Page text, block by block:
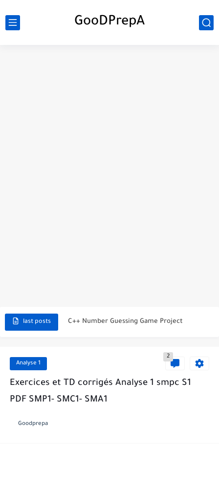
GooDPrepA
last posts C++ Number Guessing Game Project
C++ Simple Text Editor Project
La Communication Oral en PDF
Analyse 1
2
Exercices et TD corrigés Analyse 1 smpc S1
PDF SMP1- SMC1- SMA1
Goodprepa